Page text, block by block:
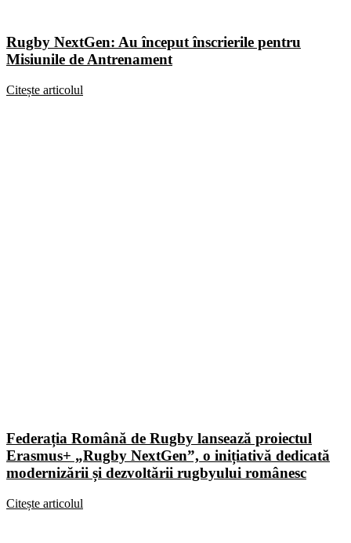
Rugby NextGen: Au început înscrierile pentru
Misiunile de Antrenament
Citește articolul
Federația Română de Rugby lansează proiectul
Erasmus+ „Rugby NextGen”, o inițiativă dedicată
modernizării și dezvoltării rugbyului românesc
Citește articolul